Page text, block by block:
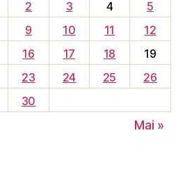
2 3 4
5
9 10 11
12
16 17 18
19
23 24 25
26
30
Mai »